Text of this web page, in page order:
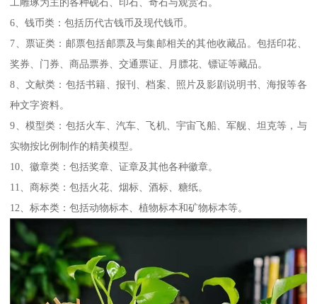
工雕琢为主的各种砚石、印石、奇石与观赏石。
6、钱币类：包括历代古钱币及现代钱币。
7、票证类：邮票包括邮票及与集邮相关的其他收藏品。包括印花、
奖券、门券、商品票券、交通票证、月膘花、镖证等藏品。
8、文献类：包括书籍、报刊、档案、照片及影剧说明书、海报等各
种文字资料。
9、模型类：包括火车、汽车、飞机、宇宙飞船、军舰、坦克等，与
实物按比例制作的精美模型。
10、徽章类：包括奖章、证章及其他各种徽章。
11、商标类：包括火花、烟标、酒标、糖纸。
12、标本类：包括动物标本、植物标本和矿物标本等。